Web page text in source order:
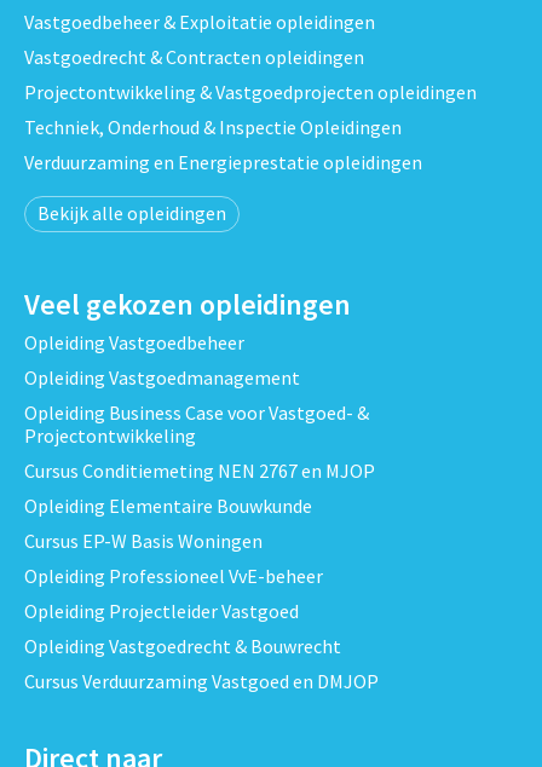
Vastgoedbeheer & Exploitatie opleidingen
Vastgoedrecht & Contracten opleidingen
Projectontwikkeling & Vastgoedprojecten opleidingen
Techniek, Onderhoud & Inspectie Opleidingen
Verduurzaming en Energieprestatie opleidingen
Bekijk alle opleidingen
Veel gekozen opleidingen
Opleiding Vastgoedbeheer
Opleiding Vastgoedmanagement
Opleiding Business Case voor Vastgoed- &
Projectontwikkeling
Cursus Conditiemeting NEN 2767 en MJOP
Opleiding Elementaire Bouwkunde
Cursus EP-W Basis Woningen
Opleiding Professioneel VvE-beheer
Opleiding Projectleider Vastgoed
Opleiding Vastgoedrecht & Bouwrecht
Cursus Verduurzaming Vastgoed en DMJOP
Direct naar